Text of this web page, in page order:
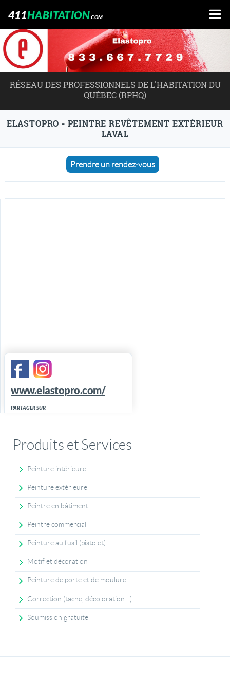
411HABITATION.COM
RÉSEAU DES PROFESSIONNELS DE L'HABITATION DU
QUÉBEC (RPHQ)
ELASTOPRO - PEINTRE REVÊTEMENT EXTÉRIEUR
LAVAL
Prendre un rendez-vous
www.elastopro.com/
PARTAGER SUR
Produits et Services
Peinture intérieure
Peinture extérieure
Peintre en bâtiment
Peintre commercial
Peinture au fusil (pistolet)
Motif et décoration
Peinture de porte et de moulure
Correction (tache, décoloration…)
Soumission gratuite